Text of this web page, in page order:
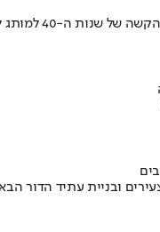
ובניית עתיד הדור